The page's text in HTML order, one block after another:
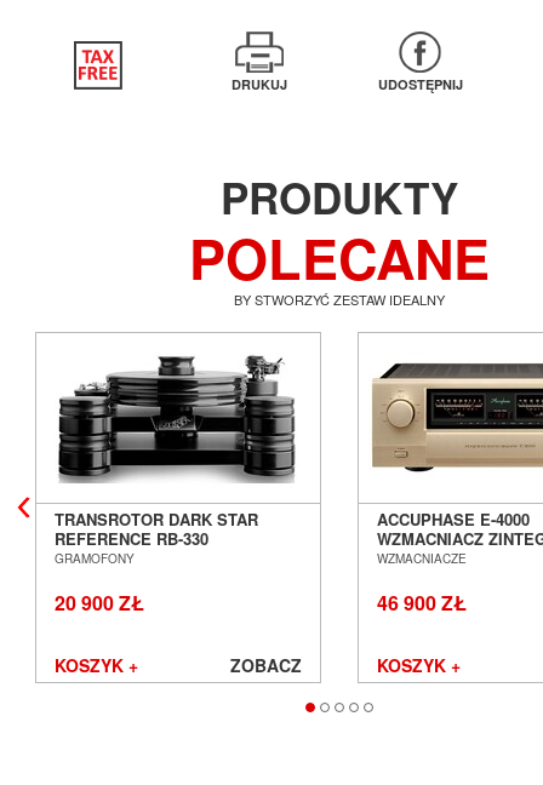
DRUKUJ UDOSTĘPNIJ
PRODUKTY
POLECANE
BY STWORZYĆ ZESTAW IDEALNY
TRANSROTOR DARK STAR
REFERENCE RB-330
GRAMOFON ANALOGOWY
GRAMOFONY
20 900 ZŁ
KOSZYK + ZOBACZ
ACCUPHASE E-4000
WZMACNIACZ
SALON POZNAŃ
WZMACNIACZE
46 900 ZŁ
KOSZYK +